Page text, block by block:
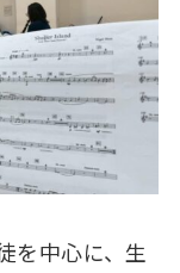
を中心に、生